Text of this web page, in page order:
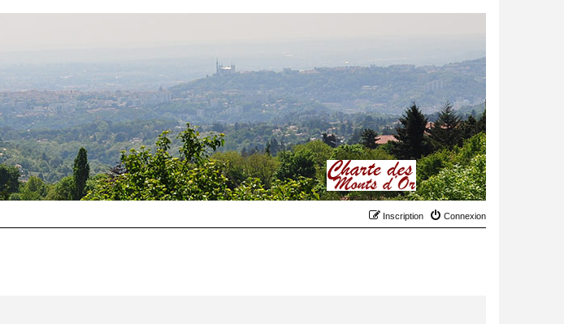
Connexion
Inscription